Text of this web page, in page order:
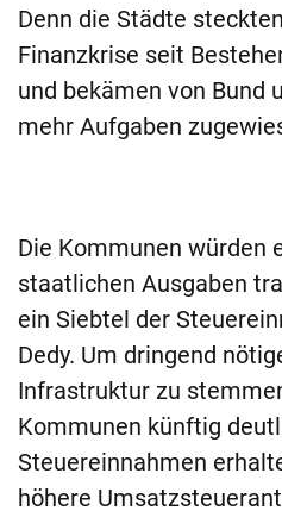
Denn die Städte
Finanzkrise seit
und bekämen von Bund
mehr Aufgaben
Die Kommunen würden
staatlichen Ausgaben
ein Siebtel der
Dedy. Um dringend
Infrastruktur zu
Kommunen künftig
Steuereinnahmen
höhere